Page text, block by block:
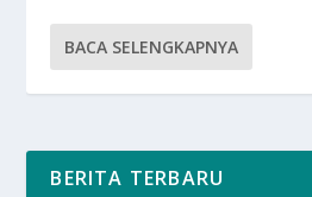
BACA SELENGKAPNYA
BERITA TERBARU